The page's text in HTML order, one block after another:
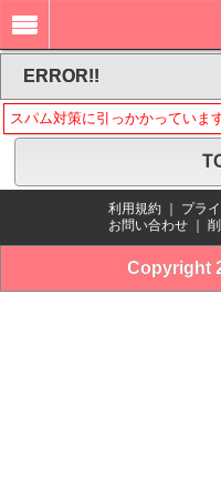
ERROR!!
スパム対策に引っかかっています
利用規約 プラ
お問い合わせ
Copyright